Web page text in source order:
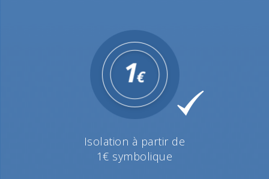
Isolation à partir de
1€ symbolique